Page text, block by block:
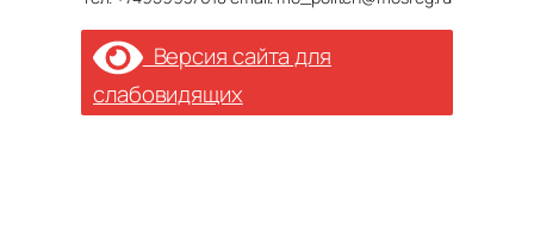
Версия сайта для
слабовидящих